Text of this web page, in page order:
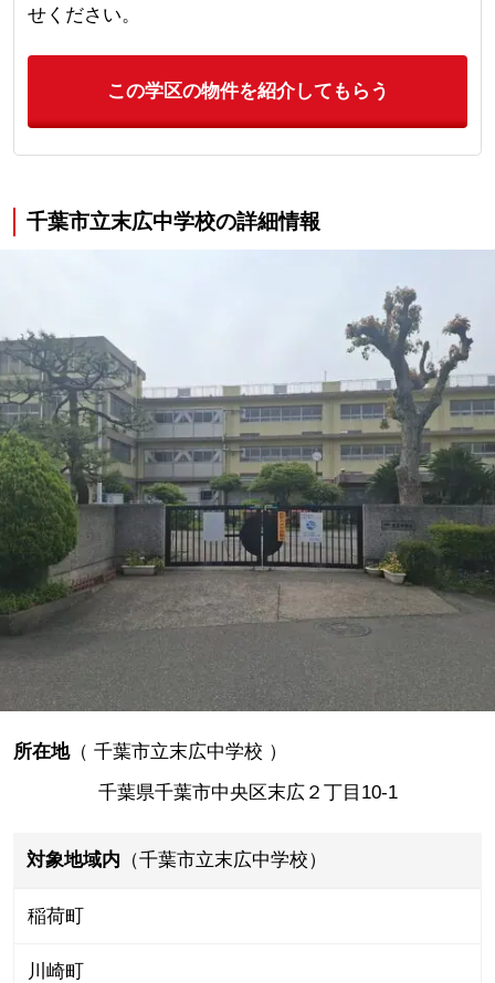
せください。
この学区の物件を紹介してもらう
千葉市立末広中学校の詳細情報
所在地（ 千葉市立末広中学校 ）
千葉県千葉市中央区末広２丁目10-1
対象地域内 （千葉市立末広中学校）
稲荷町
川崎町